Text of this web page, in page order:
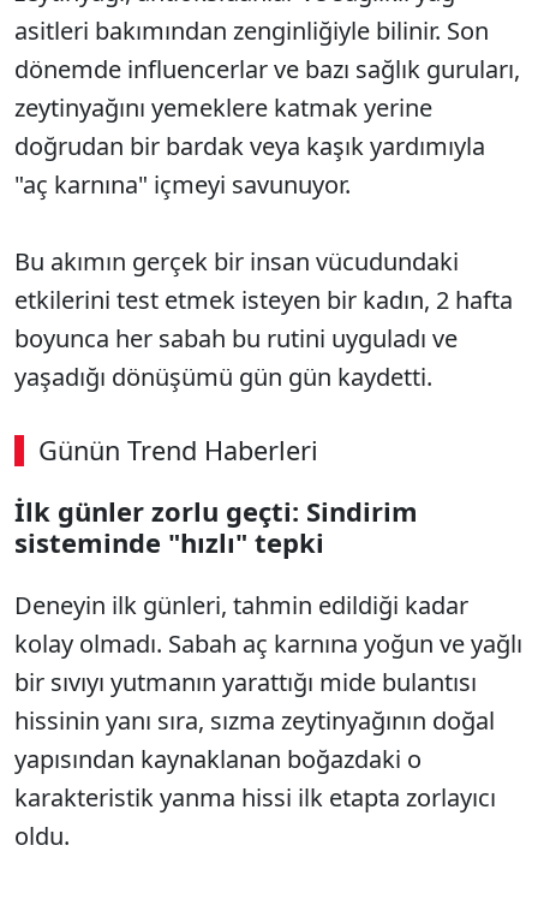
asitleri bakımından zenginliğiyle bilinir. Son
dönemde influencerlar ve bazı sağlık guruları,
zeytinyağını yemeklere katmak yerine
doğrudan bir bardak veya kaşık yardımıyla
"aç karnına" içmeyi savunuyor.
Bu akımın gerçek bir insan vücudundaki
etkilerini test etmek isteyen bir kadın, 2 hafta
boyunca her sabah bu rutini uyguladı ve
yaşadığı dönüşümü gün gün kaydetti.
Günün Trend Haberleri
SÖZCÜ SON DAKİKA
İlk günler zorlu geçti: Sindirim
sisteminde "hızlı" tepki
Deneyin ilk günleri, tahmin edildiği kadar
kolay olmadı. Sabah aç karnına yoğun ve yağlı
bir sıvıyı yutmanın yarattığı mide bulantısı
hissinin yanı sıra, sızma zeytinyağının doğal
yapısından kaynaklanan boğazdaki o
karakteristik yanma hissi ilk etapta zorlayıcı
oldu.